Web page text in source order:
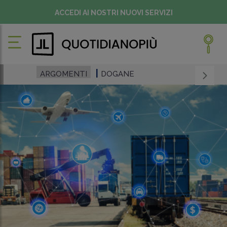
ACCEDI AI NOSTRI NUOVI SERVIZI
ARGOMENTI DOGANE